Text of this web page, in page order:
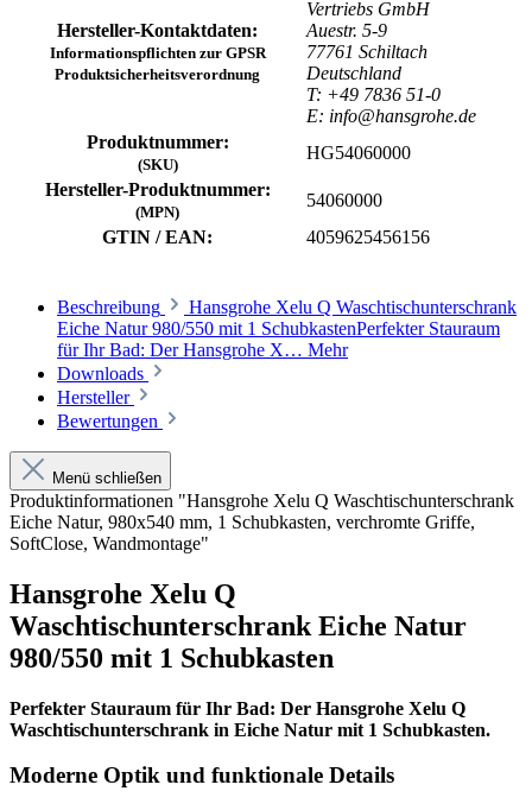
Hersteller-Kontaktdaten:
Informationspflichten zur GPSR
Produktsicherheitsverordnung
Vertriebs GmbH
Auestr. 5-9
77761 Schiltach
Deutschland
T: +49 7836 51-0
E: info@hansgrohe.de
Produktnummer:
(SKU)
HG54060000
Hersteller-Produktnummer:
(MPN)
54060000
GTIN / EAN:
4059625456156
Beschreibung
Hansgrohe Xelu Q Waschtischunterschrank
Eiche Natur 980/550 mit 1 SchubkastenPerfekter Stauraum
für Ihr Bad: Der Hansgrohe X… Mehr
Downloads
Hersteller
Bewertungen
Menü schließen
Produktinformationen "Hansgrohe Xelu Q Waschtischunterschrank
Eiche Natur, 980x540 mm, 1 Schubkasten, verchromte Griffe,
SoftClose, Wandmontage"
Hansgrohe Xelu Q
Waschtischunterschrank Eiche Natur
980/550 mit 1 Schubkasten
Perfekter Stauraum für Ihr Bad: Der Hansgrohe Xelu Q
Waschtischunterschrank in Eiche Natur mit 1 Schubkasten.
Moderne Optik und funktionale Details